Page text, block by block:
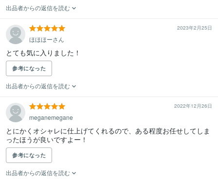
出品者からの返信を読む
2023年2月25日
ほほほーさん
とても気に入りました！
参考になった
出品者からの返信を読む
2022年12月26日
meganemegane
とにかくオシャレに仕上げてくれるので、ある程度お任せしてしま
ったほうが良いですよー！
参考になった
出品者からの返信を読む